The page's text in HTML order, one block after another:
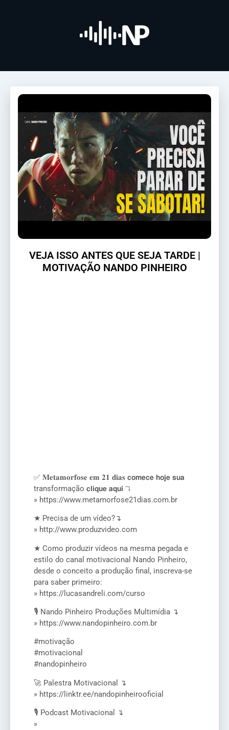
VEJA ISSO ANTES QUE SEJA TARDE |
MOTIVAÇÃO NANDO PINHEIRO
✅ 𝐌𝐞𝐭𝐚𝐦𝐨𝐫𝐟𝐨𝐬𝐞 𝐞𝐦 𝟐𝟏 𝐝𝐢𝐚𝐬 𝗰𝗼𝗺𝗲𝗰𝗲 𝗵𝗼𝗷𝗲 𝘀𝘂𝗮
transformação 𝗰𝗹𝗶𝗾𝘂𝗲 𝗮𝗾𝘂𝗶 ↴
» https://www.metamorfose21dias.com.br
★ Precisa de um vídeo?↴
» http://www.produzvideo.com
★ Como produzir vídeos na mesma pegada e
estilo do canal motivacional Nando Pinheiro,
desde o conceito a produção final, inscreva-se
para saber primeiro:
» https://lucasandreli.com/curso
🎙️ Nando Pinheiro Produções Multimídia ↴
» https://www.nandopinheiro.com.br
#motivação
#motivacional
#nandopinheiro
🚀 Palestra Motivacional ↴
» https://linktr.ee/nandopinheirooficial
🎙️ Podcast Motivacional ↴
»